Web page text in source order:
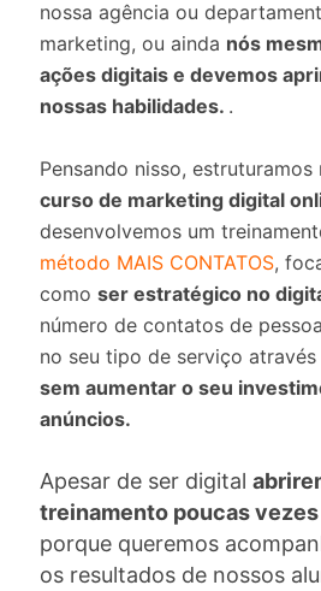
nossa agência ou
marketing, ou ainda nós
ações digitais e devemos
nossas habilidades. .
Pensando nisso, estruturamos
curso de marketing digital
desenvolvemos um
método MAIS CONTATOS,
como ser estratégico no
número de contatos de
no seu tipo de serviço
sem aumentar o seu
anúncios.
Apesar de ser digital
treinamento poucas vezes
porque queremos
os resultados de nossos